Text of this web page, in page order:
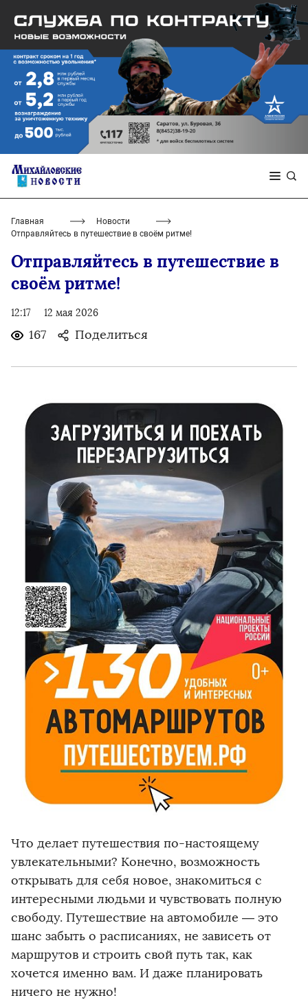
Главная
Новости
Отправляйтесь в путешествие в своём ритме!
Отправляйтесь в путешествие в
своём ритме!
12:17 12 мая 2026
167 Поделиться
Что делает путешествия по-настоящему
увлекательными? Конечно, возможность
открывать для себя новое, знакомиться с
интересными людьми и чувствовать полную
свободу. Путешествие на автомобиле — это
шанс забыть о расписаниях, не зависеть от
маршрутов и строить свой путь так, как
хочется именно вам. И даже планировать
ничего не нужно!